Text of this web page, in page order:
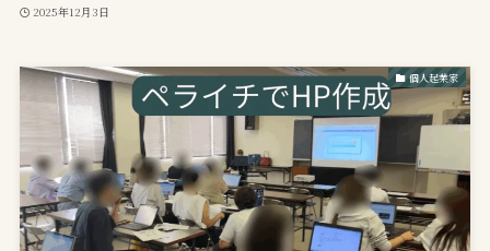
2025年12月3日
個人起業家